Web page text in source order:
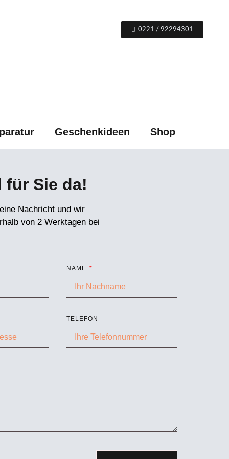
0221 / 92294301
Geschenkideen Shop
für Sie da!
Nachricht und wir
von 2 Werktagen bei
NAME
TELEFON